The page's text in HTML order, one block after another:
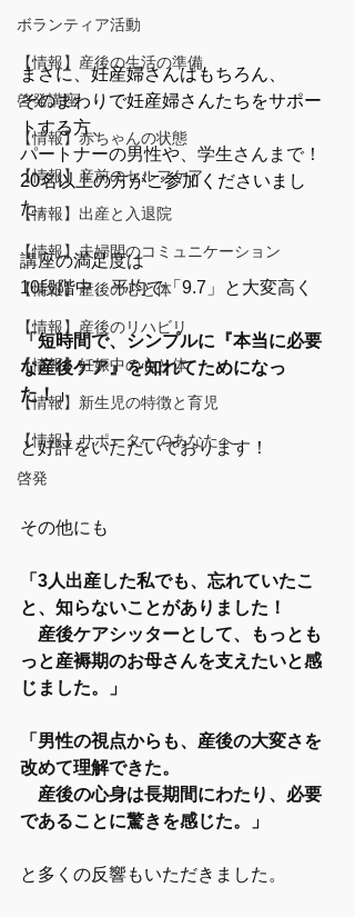
ボランティア活動
【情報】産後の生活の準備
啓発講座
【情報】赤ちゃんの状態
【情報】産前のセルフケア
【情報】出産と入退院
【情報】夫婦間のコミュニケーション
【情報】産後の心と体
【情報】産後のリハビリ
【情報】妊娠中の心と体
【情報】新生児の特徴と育児
【情報】サポーターのあなたへ
啓発
まさに、妊産婦さんはもちろん、
そのまわりで妊産婦さんたちをサポー
トする方、
パートナーの男性や、学生さんまで！
20名以上の方がご参加くださいまし
た。
講座の満足度は
10段階中、平均で「9.7」と大変高く
「短時間で、シンプルに『本当に必要
な産後ケア』を知れてためになっ
た！」
と好評をいただいております！
その他にも
「3人出産した私でも、忘れていたこ
と、知らないことがありました！
産後ケアシッターとして、もっとも
っと産褥期のお母さんを支えたいと感
じました。」
「男性の視点からも、産後の大変さを
改めて理解できた。
産後の心身は長期間にわたり、必要
であることに驚きを感じた。」
と多くの反響もいただきました。